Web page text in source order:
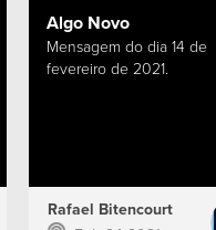
Algo Novo
Mensagem do dia 14 de
fevereiro de 2021.
Rafael Bitencourt